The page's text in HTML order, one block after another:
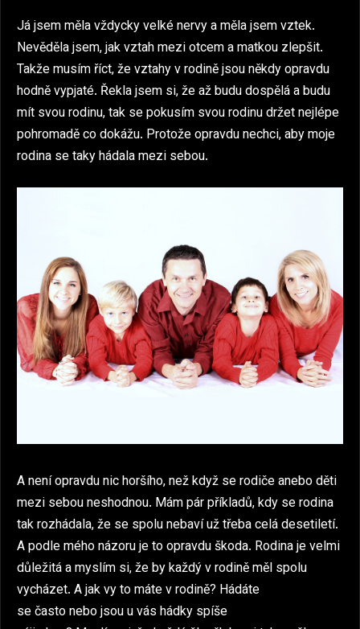
Já jsem měla vždycky velké nervy a měla jsem vztek.
Nevěděla jsem, jak vztah mezi otcem a matkou zlepšit.
Takže musím říct, že vztahy v rodině jsou někdy opravdu
hodně vypjaté. Řekla jsem si, že až budu dospělá a budu
mít svou rodinu, tak se pokusím svou rodinu držet nejlépe
pohromadě co dokážu. Protože opravdu nechci, aby moje
rodina se taky hádala mezi sebou.
A není opravdu nic horšího, než když se rodiče anebo děti
mezi sebou neshodnou. Mám pár příkladů, kdy se rodina
tak rozhádala, že se spolu nebaví už třeba celá desetiletí.
A podle mého názoru je to opravdu škoda. Rodina je velmi
důležitá a myslím si, že by každý v rodině měl spolu
vycházet. A jak vy to máte v rodině? Hádáte
se často nebo jsou u vás hádky spíše